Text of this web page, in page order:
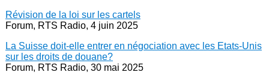
Révision de la loi sur les cartels
Forum, RTS Radio, 4 juin 2025
La Suisse doit-elle entrer en négociation avec les Etats-Unis
sur les droits de douane?
Forum, RTS Radio, 30 mai 2025